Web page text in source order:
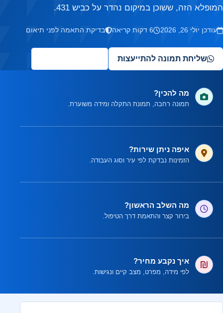
המופלא הזה, ששוכן במיקום נהדר על כביש 431.
עודכן יולי 26, 2026 6 דקות קריאה בדיקת התאמה לפני תיאום
שליחת תמונה להתייעצות
מה להכין?
תמונה רחבה, תמונת התקלה ומידה משוערת.
איפה ניתן שירות?
הזמינות נבדקת לפי עיר וסוג העבודה.
מה השלב הראשון?
בירור קצר והתאמת דרך הטיפול.
איך נקבע מחיר?
לפי מידה, מפרט, מצב קיים ונגישות.